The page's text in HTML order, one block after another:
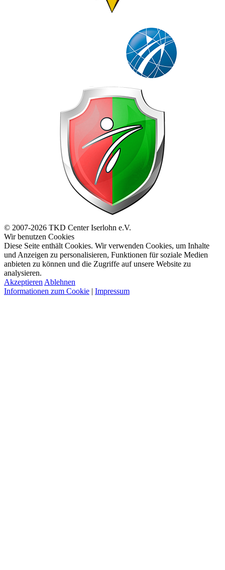
© 2007-2026 TKD Center Iserlohn e.V.
Wir benutzen Cookies
Diese Seite enthält Cookies. Wir verwenden Cookies, um Inhalte
und Anzeigen zu personalisieren, Funktionen für soziale Medien
anbieten zu können und die Zugriffe auf unsere Website zu
analysieren.
Akzeptieren Ablehnen
Informationen zum Cookie | Impressum